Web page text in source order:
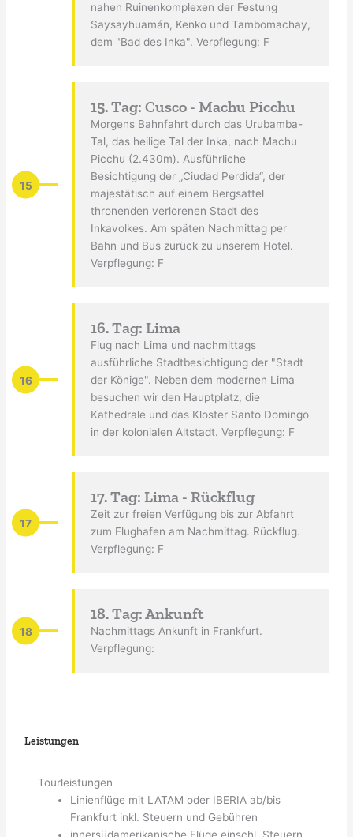
nahen Ruinenkomplexen der Festung
Saysayhuamán, Kenko und Tambomachay,
dem "Bad des Inka". Verpflegung: F
15
15. Tag: Cusco - Machu Picchu
Morgens Bahnfahrt durch das Urubamba-
Tal, das heilige Tal der Inka, nach Machu
Picchu (2.430m). Ausführliche
Besichtigung der „Ciudad Perdida“, der
majestätisch auf einem Bergsattel
thronenden verlorenen Stadt des
Inkavolkes. Am späten Nachmittag per
Bahn und Bus zurück zu unserem Hotel.
Verpflegung: F
16
16. Tag: Lima
Flug nach Lima und nachmittags
ausführliche Stadtbesichtigung der "Stadt
der Könige". Neben dem modernen Lima
besuchen wir den Hauptplatz, die
Kathedrale und das Kloster Santo Domingo
in der kolonialen Altstadt. Verpflegung: F
17
17. Tag: Lima - Rückflug
Zeit zur freien Verfügung bis zur Abfahrt
zum Flughafen am Nachmittag. Rückflug.
Verpflegung: F
18
18. Tag: Ankunft
Nachmittags Ankunft in Frankfurt.
Verpflegung:
Leistungen
Tourleistungen
Linienflüge mit LATAM oder IBERIA ab/bis
Frankfurt inkl. Steuern und Gebühren